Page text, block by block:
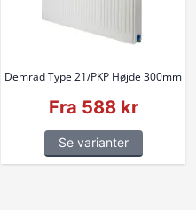
Demrad Type 21/PKP Højde 300mm
Fra 588 kr
Se varianter